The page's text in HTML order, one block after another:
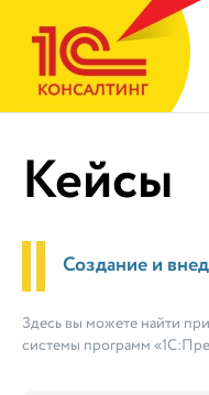
Кейсы
Создание и
Здесь вы можете найти
системы программ